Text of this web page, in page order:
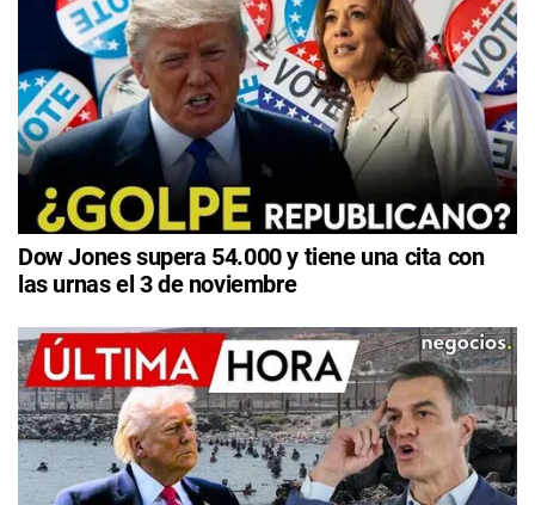
Dow Jones supera 54.000 y tiene una cita con
las urnas el 3 de noviembre